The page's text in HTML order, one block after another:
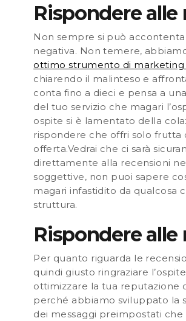
Rispondere
Non sempre si può
negativa. Non temere,
ottimo strumento di marketing
chiarendo il malinteso e
conta fino a dieci e pensa a una
del tuo servizio che magari
ospite si è lamentato della
rispondere che offri solo frutta
offerta.Vedrai che ci sarà
direttamente alla recensioni
soggettive, non puoi sapere
magari infastidito da qualcosa
struttura.
Rispondere
Per quanto riguarda le
quindi giusto ringraziare
ottimizzare
la tua reputazione
perché abbiamo sviluppato la
dei messaggi preimpostati che